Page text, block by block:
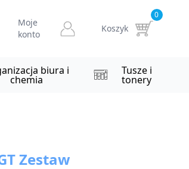
Moje
konto
Koszyk
0
biura i
chemia
Tusze i
tonery
Zestaw